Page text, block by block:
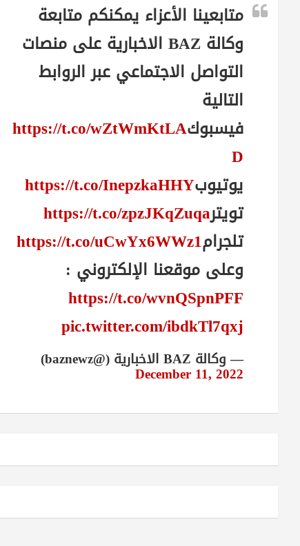
متابعينا الأعزاء يمكنكم متابعة
وكالة BAZ الاخبارية على منصات
التواصل الاجتماعي عبر الروابط
التالية
فيسبوكhttps://t.co/wZtWmKtLA
D
يوتيوبhttps://t.co/InepzkaHHY
تويترhttps://t.co/zpzJKqZuqa
تلجرامhttps://t.co/uCwYx6WWz1
وعلى موقعنا الإلكتروني :
https://t.co/wvnQSpnPFF
pic.twitter.com/ibdkTl7qxj
— وكالة BAZ الاخبارية (@baznewz)
December 11, 2022